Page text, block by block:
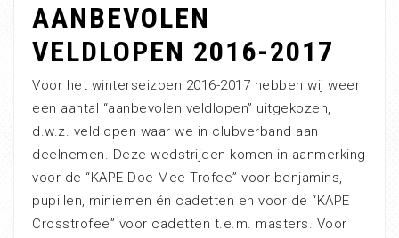
AANBEVOLEN
VELDLOPEN 2016-2017
Voor het winterseizoen 2016-2017 hebben wij weer
een aantal “aanbevolen veldlopen” uitgekozen,
d.w.z. veldlopen waar we in clubverband aan
deelnemen. Deze wedstrijden komen in aanmerking
voor de “KAPE Doe Mee Trofee” voor benjamins,
pupillen, miniemen én cadetten en voor de “KAPE
Crosstrofee” voor cadetten t.e.m. masters. Voor